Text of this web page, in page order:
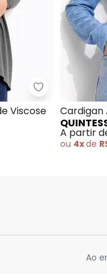
Quintess -
Viscose
Cardigan
A partir
ou 4xde
Ao